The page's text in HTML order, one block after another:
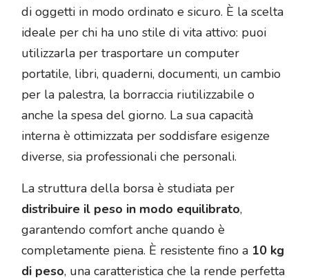
di oggetti in modo ordinato e sicuro. È la scelta
ideale per chi ha uno stile di vita attivo: puoi
utilizzarla per trasportare un computer
portatile, libri, quaderni, documenti, un cambio
per la palestra, la borraccia riutilizzabile o
anche la spesa del giorno. La sua capacità
interna è ottimizzata per soddisfare esigenze
diverse, sia professionali che personali.
La struttura della borsa è studiata per
distribuire il peso in modo equilibrato,
garantendo comfort anche quando è
completamente piena. È resistente fino a 10 kg
di peso, una caratteristica che la rende perfetta